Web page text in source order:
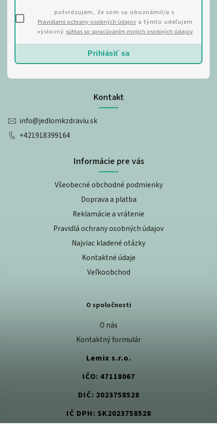
Kontakt
info@jedlomkzdraviu.sk
+421918399164
Informácie pre vás
Všeobecné obchodné podmienky
Doprava a platba
Reklamácie a vrátenie
Pravidlá ochrany osobných údajov
Najviac kladené otázky
Kontaktné údaje
Veľkoobchod
O spoločnosti
O nás
Kontaktný formulár
Lemix s.r.o.
IČO: 47118067
DIČ: 2023758528
IČ DPH: SK2023758528
potvrdzujem, že som sa oboznámil/a s
Pravidlami ochrany osobných údajova týmto udeľujem
výslovný súhlas so spracúvaním mojich osobných údajov
Prihlásiť sa